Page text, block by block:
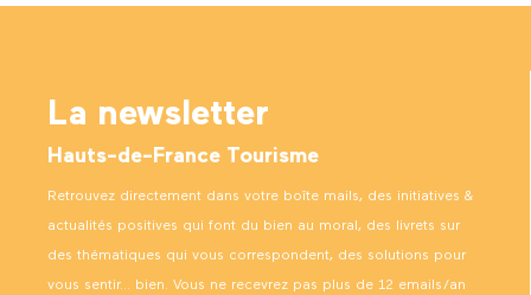
La newsletter
Hauts-de-France Tourisme
Retrouvez directement dans votre boîte mails, des initiatives &
actualités positives qui font du bien au moral, des livrets sur
des thématiques qui vous correspondent, des solutions pour
vous sentir… bien. Vous ne recevrez pas plus de 12 emails/an